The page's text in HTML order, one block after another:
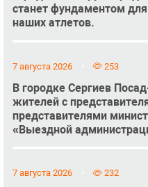
станет фундаментом
наших атлетов.
7 августа 2026 253
В городке Сергиев
жителей с
представителями
«Выездной
7 августа 2026 232